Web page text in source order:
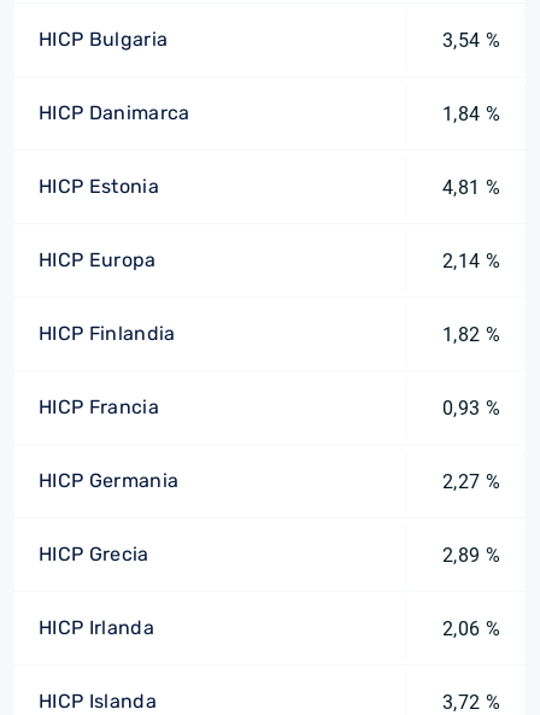
HICP Bulgaria 3,54 %
HICP Danimarca 1,84 %
HICP Estonia 4,81 %
HICP Europa 2,14 %
HICP Finlandia 1,82 %
HICP Francia 0,93 %
HICP Germania 2,27 %
HICP Grecia 2,89 %
HICP Irlanda 2,06 %
HICP Islanda 3,72 %